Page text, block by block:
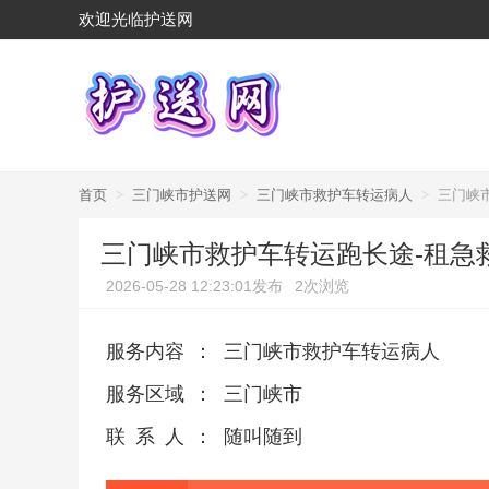
欢迎光临护送网
首页 > 三门峡市护送网 > 三门峡市救护车转运病人 > 三门峡
三门峡市救护车转运跑长途-租急
2026-05-28 12:23:01发布 2次浏览
服务内容 ：
三门峡市救护车转运病人
服务区域
：
三门峡市
联系人
： 随叫随到